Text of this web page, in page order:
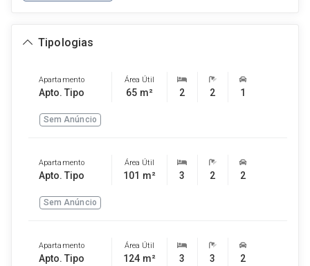
Tipologias
Apartamento
Apto. Tipo
Área Útil
65 m² 2 2 1
Sem Anúncio
Apartamento
Apto. Tipo
Área Útil
101 m² 3 2 2
Sem Anúncio
Apartamento
Apto. Tipo
Área Útil
124 m² 3 3 2